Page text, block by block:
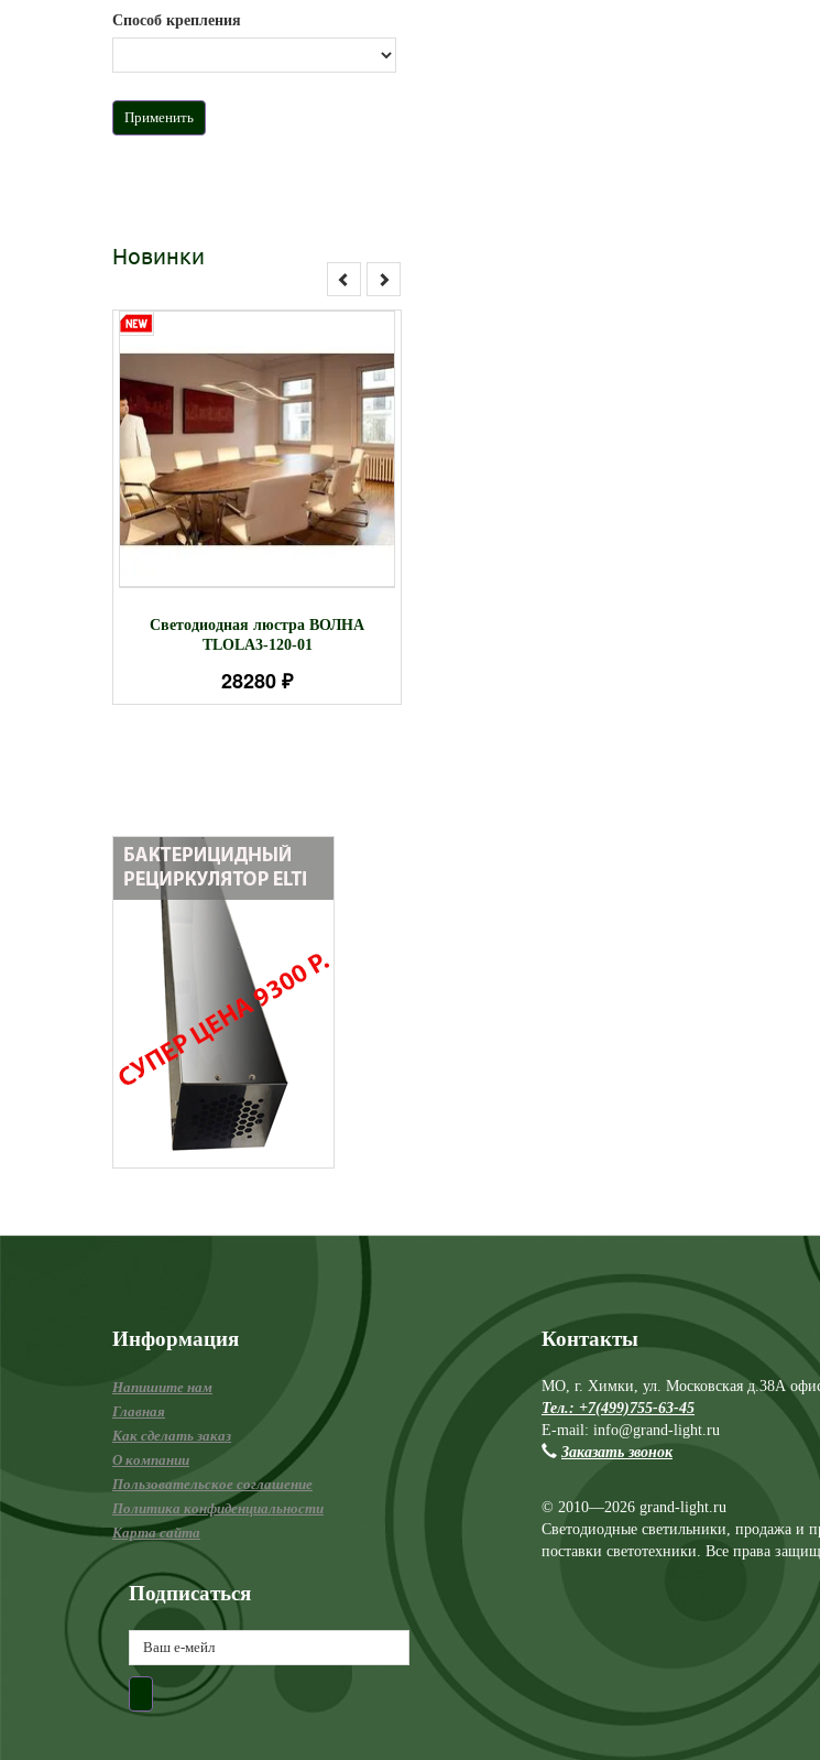
Способ крепления
Новинки
Светодиодная люстра ВОЛНА
TLOLA3-120-01
28280 ₽
Информация
Напишите нам
Главная
Как сделать заказ
О компании
Пользовательское соглашение
Политика конфиденциальности
Карта сайта
Контакты
МО, г. Химки, ул. Московская д.38А
Тел.: +7(499)755-63-45
E-mail: info@grand-light.ru
Заказать звонок
© 2010—2026 grand-light.ru
Светодиодные светильники, продажа и
поставки светотехники. Все права
Подписаться